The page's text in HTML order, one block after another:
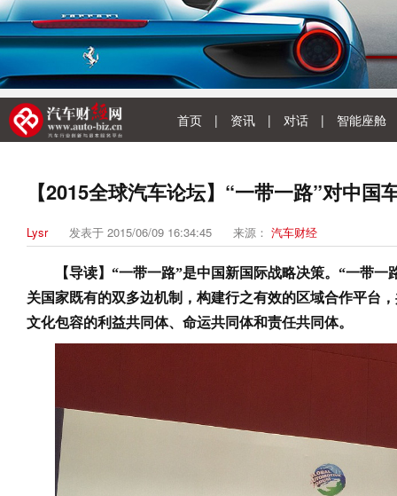
首页 | 资讯 | 对话 | 智能座舱
【2015全球汽车论坛】“一带一路”对中国
Lysr 发表于 2015/06/09 16:34:45 来源： 汽车财经
【导读】“一带一路”是中国新国际战略决策。“一带
关国家既有的双多边机制，构建行之有效的区域合作平台
文化包容的利益共同体、命运共同体和责任共同体。